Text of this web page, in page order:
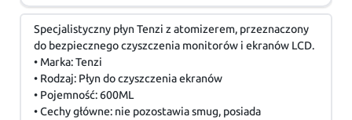
Specjalistyczny płyn Tenzi z atomizerem, przeznaczony
do bezpiecznego czyszczenia monitorów i ekranów LCD.
• Marka: Tenzi
• Rodzaj: Płyn do czyszczenia ekranów
• Pojemność: 600ML
• Cechy główne: nie pozostawia smug, posiada